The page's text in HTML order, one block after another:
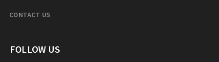
CONTACT US
FOLLOW US